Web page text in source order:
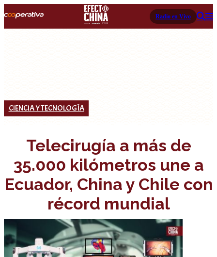
Radio en Vivo
CIENCIA Y TECNOLOGÍA
Telecirugía a más de
35.000 kilómetros une a
Ecuador, China y Chile con
récord mundial